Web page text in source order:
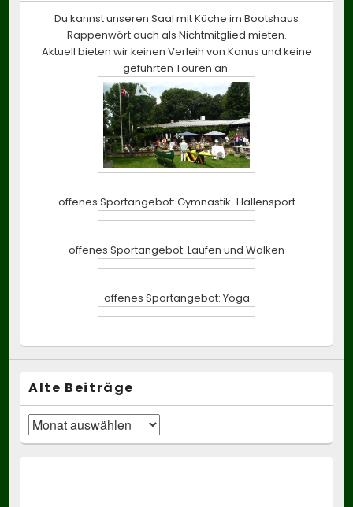
Du kannst unseren Saal mit Küche im Bootshaus
Rappenwört auch als Nichtmitglied mieten.
Aktuell bieten wir keinen Verleih von Kanus und keine
geführten Touren an.
offenes Sportangebot: Gymnastik-Hallensport
offenes Sportangebot: Laufen und Walken
offenes Sportangebot: Yoga
Alte Beiträge
Alte
Beiträge